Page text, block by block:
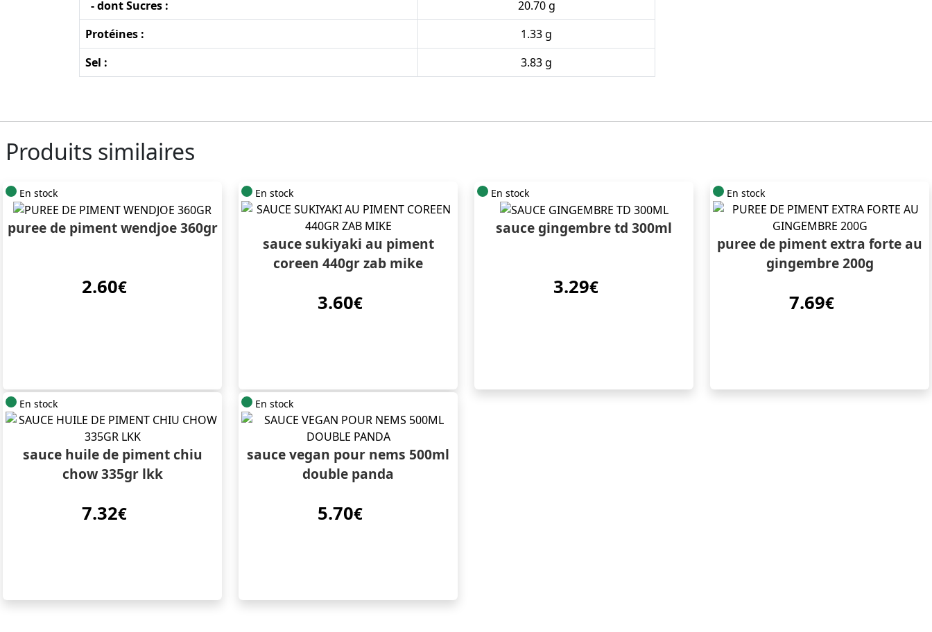
- dont Sucres :
20.70 g
Protéines :
1.33 g
Sel :
3.83 g
Produits similaires
En stock
puree de piment wendjoe 360gr
2.60€
En stock
sauce sukiyaki au piment
coreen 440gr zab mike
3.60€
En stock
sauce gingembre td 300ml
3.29€
En stock
puree de piment extra forte au
gingembre 200g
7.69€
En stock
sauce huile de piment chiu
chow 335gr lkk
7.32€
En stock
sauce vegan pour nems 500ml
double panda
5.70€